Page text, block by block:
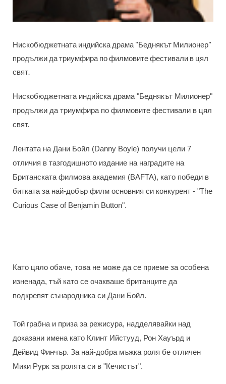
Нискобюджетната индийска драма "Беднякът Милионер"
продължи да триумфира по филмовите фестивали в цял
свят.
Нискобюджетната индийска драма "Беднякът Милионер"
продължи да триумфира по филмовите фестивали в цял
свят.
Лентата на Дани Бойл (Danny Boyle) получи цели 7
отличия в тазгодишното издание на наградите на
Британската филмова академия (BAFTA), като победи в
битката за най-добър филм основния си конкурент - "The
Curious Case of Benjamin Button".
Като цяло обаче, това не може да се приеме за особена
изненада, тъй като се очакваше британците да
подкрепят сънародника си Дани Бойл.
Той грабна и приза за режисура, надделявайки над
доказани имена като Клинт Ийстууд, Рон Хауърд и
Дейвид Финчър. За най-добра мъжка роля бе отличен
Мики Рурк за ролята си в "Кечистът".